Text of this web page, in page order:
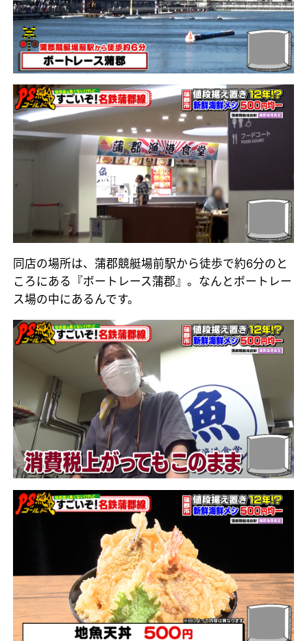
同店の場所は、蒲郡競艇場前駅から徒歩で約6分のと
ころにある『ボートレース蒲郡』。なんとボートレー
ス場の中にあるんです。